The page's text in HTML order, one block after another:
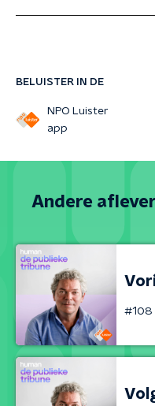
BELUISTER IN DE
NPO Luister
app
Andere
#108